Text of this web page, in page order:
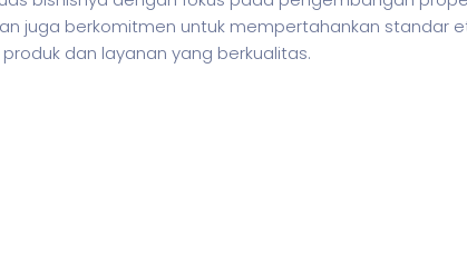
juga berkomitmen untuk mempertahankan standar
dan layanan yang berkualitas.